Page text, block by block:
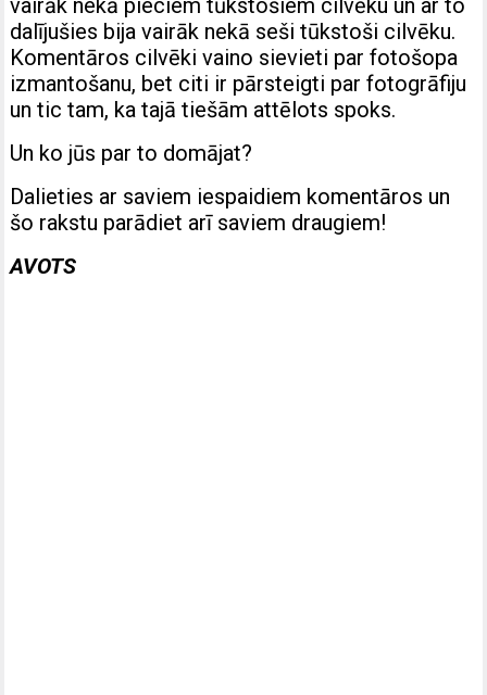
vairāk nekā pieciem tūkstošiem cilvēku un ar to
dalījušies bija vairāk nekā seši tūkstoši cilvēku.
Komentāros cilvēki vaino sievieti par fotošopa
izmantošanu, bet citi ir pārsteigti par fotogrāfiju
un tic tam, ka tajā tiešām attēlots spoks.
Un ko jūs par to domājat?
Dalieties ar saviem iespaidiem komentāros un
šo rakstu parādiet arī saviem draugiem!
AVOTS